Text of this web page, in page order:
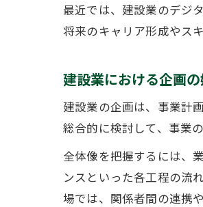
最近では、建設業のデジ
将来のキャリア形成やス
建設業における企画
建設業の企画は、事業計
総合的に検討して、事業
全体像を把握するには、
ンスといった各工程の流
場では、関係者間の連携